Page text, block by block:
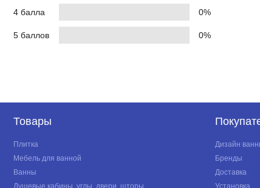
4 балла 0%
5 баллов 0%
Товары
Плитка
Мебель для ванной
Ванны
Дизайн
Бренды
Доставка